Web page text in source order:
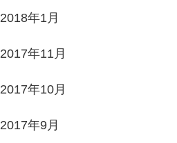
2018年1月
2017年11月
2017年10月
2017年9月